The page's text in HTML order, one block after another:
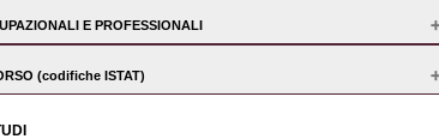
del Diploma di specializzazione, lo specialista in formazione deve aver
E PROFESSIONALI
(codifiche ISTAT)